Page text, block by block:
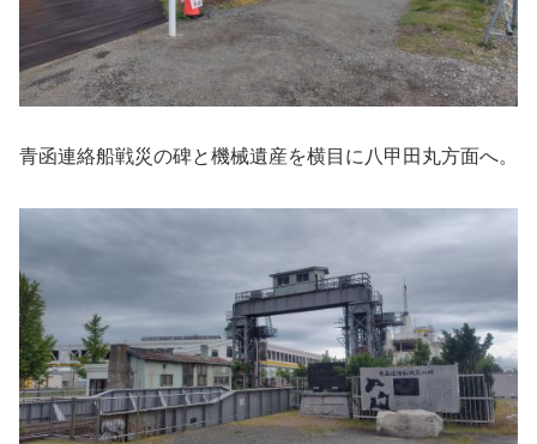
青函連絡船戦災の碑と機械遺産を横目に八甲田丸方面へ。